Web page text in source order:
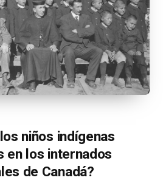
niños indígenas
en los internados
de Canadá?